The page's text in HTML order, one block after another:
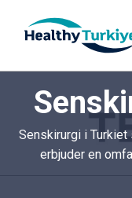
p
cSenskirurgi i
erbjuder en